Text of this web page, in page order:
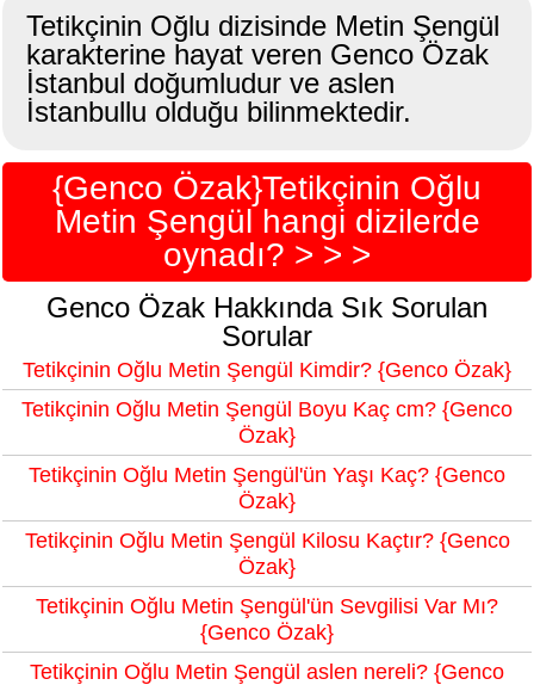
Tetikçinin Oğlu dizisinde Metin Şengül
karakterine hayat veren Genco Özak
İstanbul doğumludur ve aslen
İstanbullu olduğu bilinmektedir.
{Genco Özak}Tetikçinin Oğlu
Metin Şengül hangi dizilerde
oynadı? > > >
Genco Özak Hakkında Sık Sorulan
Sorular
Tetikçinin Oğlu Metin Şengül Kimdir? {Genco Özak}
Tetikçinin Oğlu Metin Şengül Boyu Kaç cm? {Genco
Özak}
Tetikçinin Oğlu Metin Şengül'ün Yaşı Kaç? {Genco
Özak}
Tetikçinin Oğlu Metin Şengül Kilosu Kaçtır? {Genco
Özak}
Tetikçinin Oğlu Metin Şengül'ün Sevgilisi Var Mı?
{Genco Özak}
Tetikçinin Oğlu Metin Şengül aslen nereli? {Genco